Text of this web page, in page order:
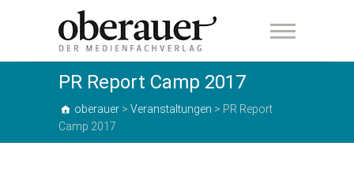
oberauer
PR Report Camp 2017
oberauer > Veranstaltungen > PR Report
Camp 2017